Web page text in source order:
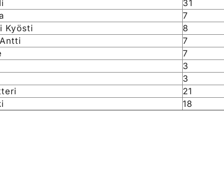
31
7
Kyösti 8
7
7
3
3
21
18